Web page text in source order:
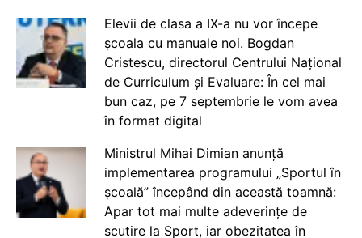
Elevii de clasa a IX-a nu vor începe
școala cu manuale noi. Bogdan
Cristescu, directorul Centrului Național
de Curriculum și Evaluare: În cel mai
bun caz, pe 7 septembrie le vom avea
în format digital
Ministrul Mihai Dimian anunță
implementarea programului „Sportul în
școală” începând din această toamnă:
Apar tot mai multe adeverințe de
scutire la Sport, iar obezitatea în